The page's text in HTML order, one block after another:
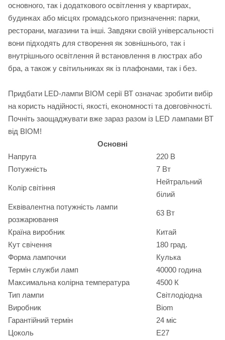
основного, так і додаткового освітлення у квартирах,
будинках або місцях громадського призначення: парки,
ресторани, магазини та інші. Завдяки своїй універсальності
вони підходять для створення як зовнішнього, так і
внутрішнього освітлення й встановлення в люстрах або
бра, а також у світильниках як із плафонами, так і без.
Придбати LED-лампи BIOM серії ВТ означає зробити вибір
на користь надійності, якості, економності та довговічності.
Почніть заощаджувати вже зараз разом із LED лампами ВТ
від BIOM!
Основні
Напруга
220 В
Потужність
7 Вт
Колір світіння
Нейтральний
білий
Еквівалентна потужність лампи
розжарювання
63 Вт
Країна виробник
Китай
Кут свічення
180 град.
Форма лампочки
Кулька
Термін служби ламп
40000 година
Максимальна колірна температура
4500 К
Тип лампи
Світлодіодна
Виробник
Biom
Гарантійний термін
24 міс
Цоколь
E27